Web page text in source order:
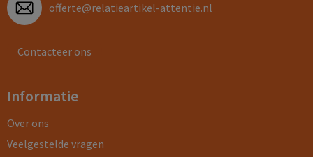
offerte@relatieartikel-attentie.nl
Contacteer ons
Informatie
Over ons
Veelgestelde vragen